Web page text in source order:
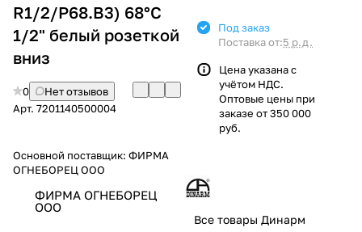
R1/2/P68.В3) 68°С
1/2" белый розеткой
вниз
0
Нет отзывов
Арт. 7201140500004
Основной поставщик: ФИРМА
ОГНЕБОРЕЦ ООО
ФИРМА ОГНЕБОРЕЦ
ООО
Под заказ
Поставка от:5 р.д.
Цена указана с
учётом НДС.
Оптовые цены при
заказе от 350 000
руб.
Все товары Динарм